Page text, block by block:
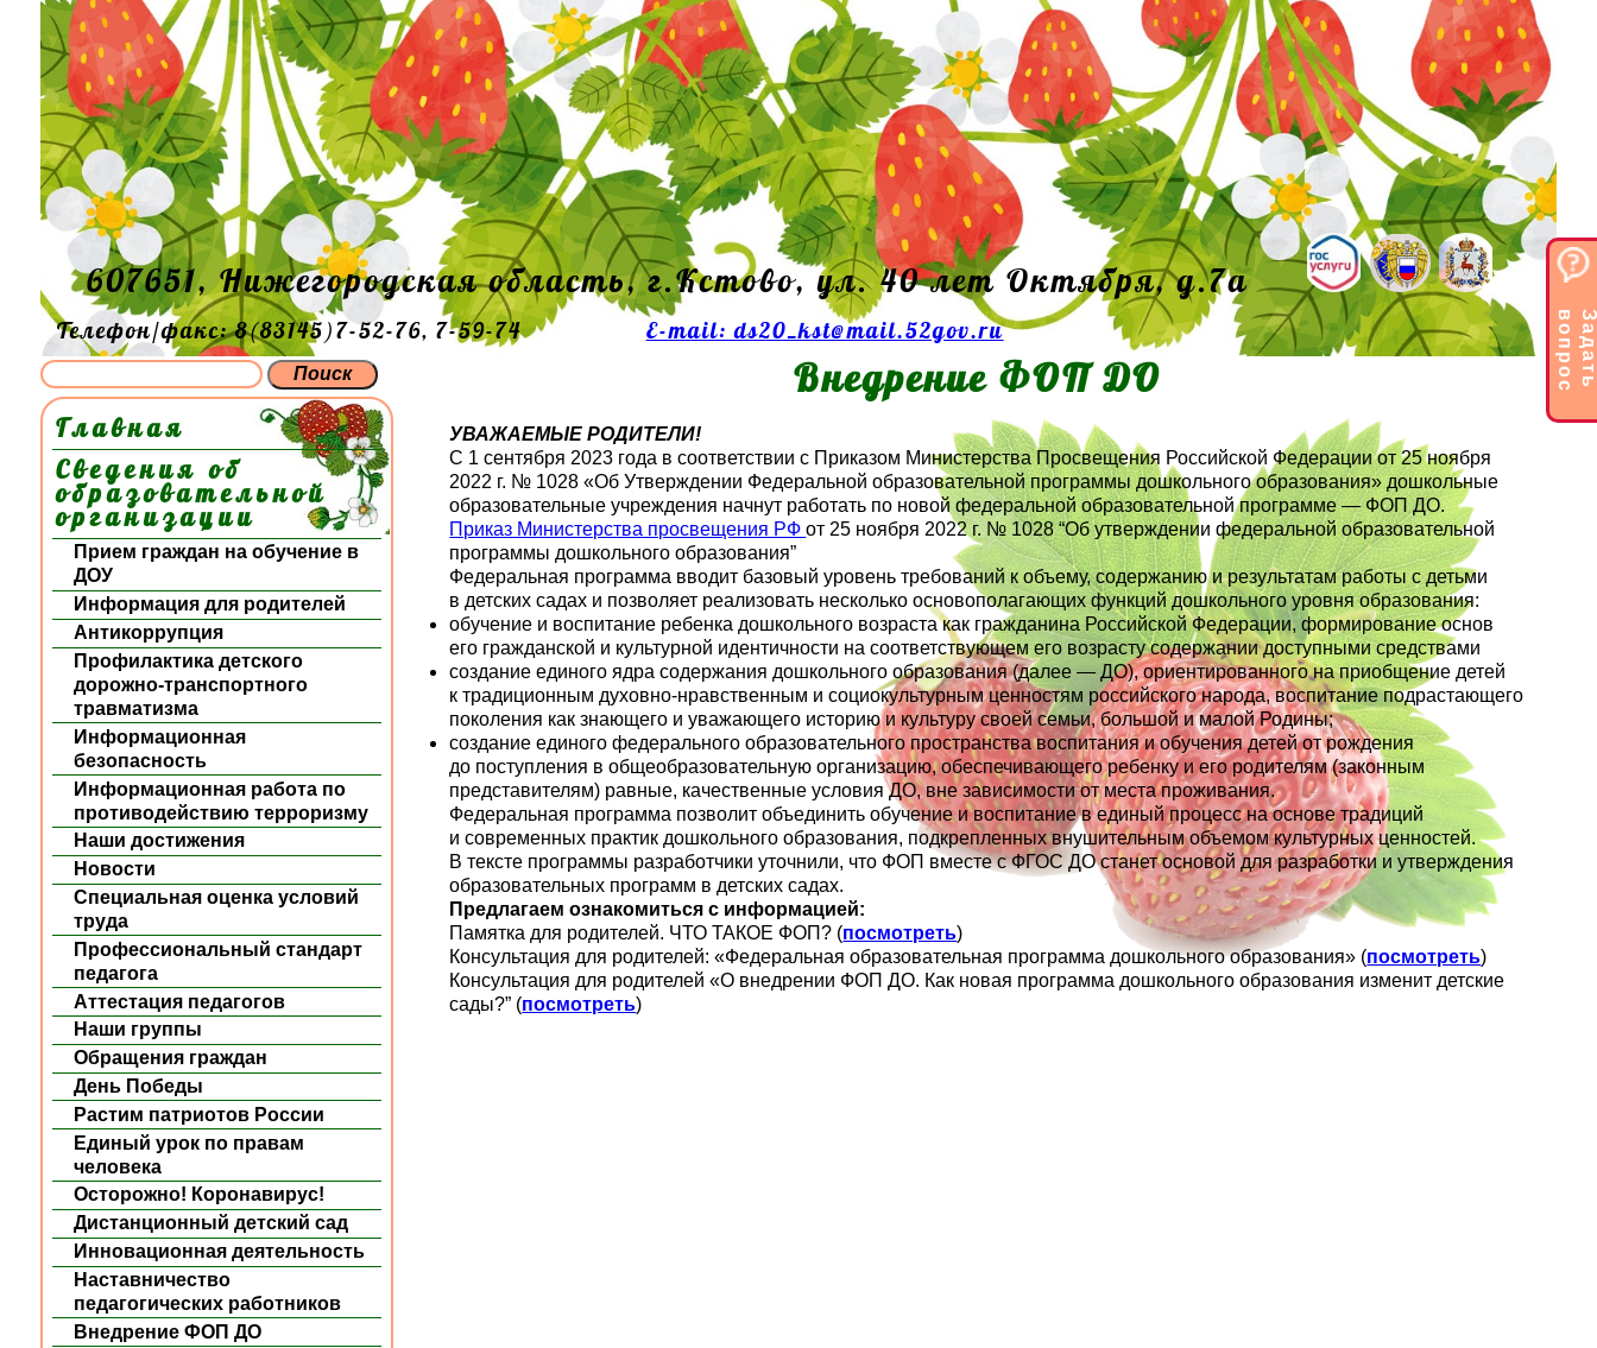
607651, Нижегородская область, г.Кстово, ул. 40 лет Октября, д.7а
Телефон/факс: 8(83145)7-52-76, 7-59-74 E-mail: ds20_kst@mail.52gov.ru с
Внедрение ФОП ДО
УВАЖАЕМЫЕ РОДИТЕЛИ!
С 1 сентября 2023 года в соответствии с Приказом Министерства Просвещения Российской Федерации от 25 ноября
2022 г. № 1028 «Об Утверждении Федеральной образовательной программы дошкольного образования» дошкольные
образовательные учреждения начнут работать по новой федеральной образовательной программе — ФОП ДО.
Приказ Министерства просвещения РФот 25 ноября 2022 г. № 1028 “Об утверждении федеральной образовательной
программы дошкольного образования”
Федеральная программа вводит базовый уровень требований к объему, содержанию и результатам работы с детьми
в детских садах и позволяет реализовать несколько основополагающих функций дошкольного уровня образования:
обучение и воспитание ребенка дошкольного возраста как гражданина Российской Федерации, формирование основ
его гражданской и культурной идентичности на соответствующем его возрасту содержании доступными средствами
создание единого ядра содержания дошкольного образования (далее — ДО), ориентированного на приобщение детей
к традиционным духовно-нравственным и социокультурным ценностям российского народа, воспитание подрастающего
поколения как знающего и уважающего историю и культуру своей семьи, большой и малой Родины;
создание единого федерального образовательного пространства воспитания и обучения детей от рождения
до поступления в общеобразовательную организацию, обеспечивающего ребенку и его родителям (законным
представителям) равные, качественные условия ДО, вне зависимости от места проживания.
Федеральная программа позволит объединить обучение и воспитание в единый процесс на основе традиций
и современных практик дошкольного образования, подкрепленных внушительным объемом культурных ценностей.
В тексте программы разработчики уточнили, что ФОП вместе с ФГОС ДО станет основой для разработки и утверждения
образовательных программ в детских садах.
Предлагаем ознакомиться с информацией:
Памятка для родителей. ЧТО ТАКОЕ ФОП? (посмотреть)
Консультация для родителей: «Федеральная образовательная программа дошкольного образования» (посмотреть)
Консультация для родителей «О внедрении ФОП ДО. Как новая программа дошкольного образования изменит детские
сады?” (посмотреть)
Главная
Сведения об
образовательной
организации
Прием граждан на обучение в
ДОУ
Информация для родителей
Антикоррупция
Профилактика детского
дорожно-транспортного
травматизма
Информационная
безопасность
Информационная работа по
противодействию терроризму
Наши достижения
Новости
Специальная оценка условий
труда
Профессиональный стандарт
педагога
Аттестация педагогов
Наши группы
Обращения граждан
День Победы
Растим патриотов России
Единый урок по правам
человека
Осторожно! Коронавирус!
Дистанционный детский сад
Инновационная деятельность
Наставничество
педагогических работников
Внедрение ФОП ДО